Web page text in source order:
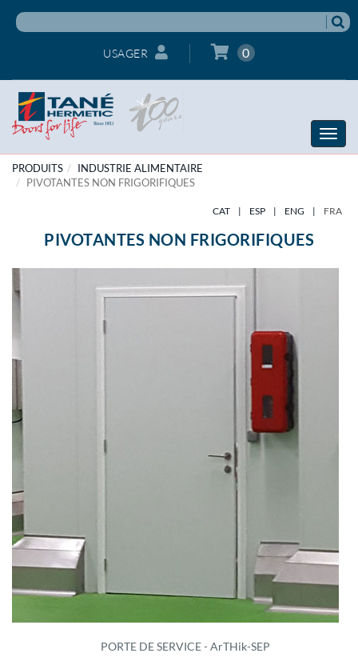
USAGER 0
Toggle
PRODUITS
INDUSTRIE ALIMENTAIRE
PIVOTANTES NON FRIGORIFIQUES
CAT | ESP | ENG | FRA
PIVOTANTES NON FRIGORIFIQUES
PORTE DE SERVICE - ArTHik-SEP